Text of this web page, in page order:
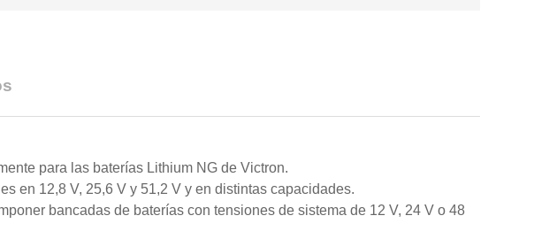
para las baterías Lithium NG de Victron.
en 12,8 V, 25,6 V y 51,2 V y en distintas capacidades.
bancadas de baterías con tensiones de sistema de 12 V, 24 V o 48